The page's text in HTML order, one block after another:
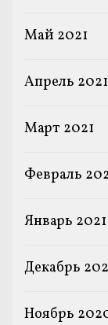
Май 2021
Апрель 2021
Март 2021
Февраль
Январь 2021
Декабрь
Ноябрь